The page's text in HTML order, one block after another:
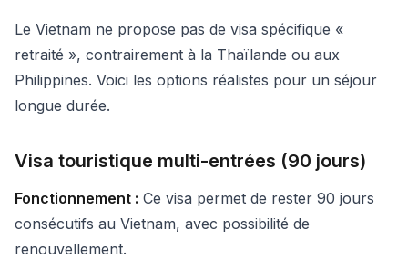
Le Vietnam ne propose pas de visa spécifique «
retraité », contrairement à la Thaïlande ou aux
Philippines. Voici les options réalistes pour un séjour
longue durée.
Visa touristique multi-entrées (90 jours)
Fonctionnement : Ce visa permet de rester 90 jours
consécutifs au Vietnam, avec possibilité de
renouvellement.